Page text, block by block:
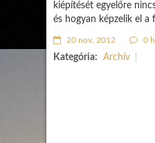
kiépítését egyelőre
és hogyan képzelik el a
20 nov. 2012 0
Kategória: Archív